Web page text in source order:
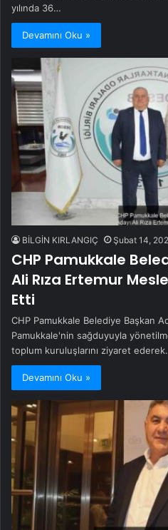
yılında 36…
Devamını Oku »
BİLGİN KIRLANGIÇ Şubat 14,
CHP Pamukkale
Ali Rıza Ertemur
Etti
CHP Pamukkale Belediye Başkan
Pamukkale'nin sağduyuyla
toplum kuruluşlarını ziyaret
Devamını Oku »